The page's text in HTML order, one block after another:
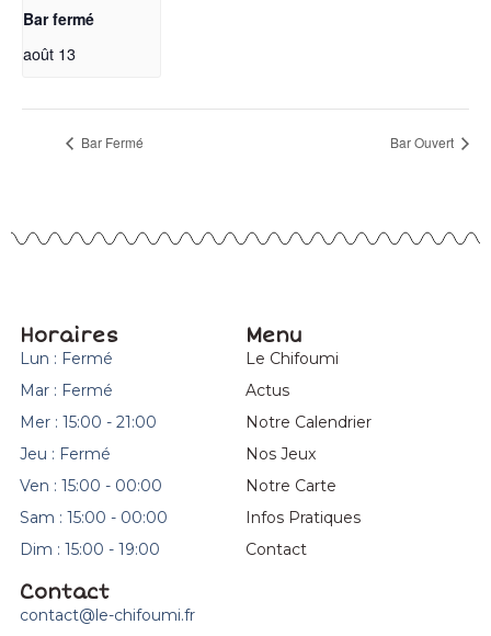
Bar fermé
août 13
Bar Fermé Bar Ouvert
Horaires
Lun : Fermé
Mar : Fermé
Mer : 15:00 - 21:00
Jeu : Fermé
Ven : 15:00 - 00:00
Sam : 15:00 - 00:00
Dim : 15:00 - 19:00
Menu
Le Chifoumi
Actus
Notre Calendrier
Nos Jeux
Notre Carte
Infos Pratiques
Contact
Contact
contact@le-chifoumi.fr